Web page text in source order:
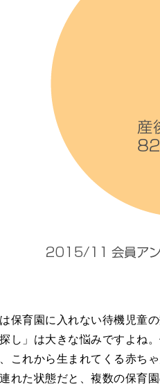
保育園に入れない待機児童
し」は大きな悩みですよね
これから生まれてくる赤ち
れた状態だと、複数の保育